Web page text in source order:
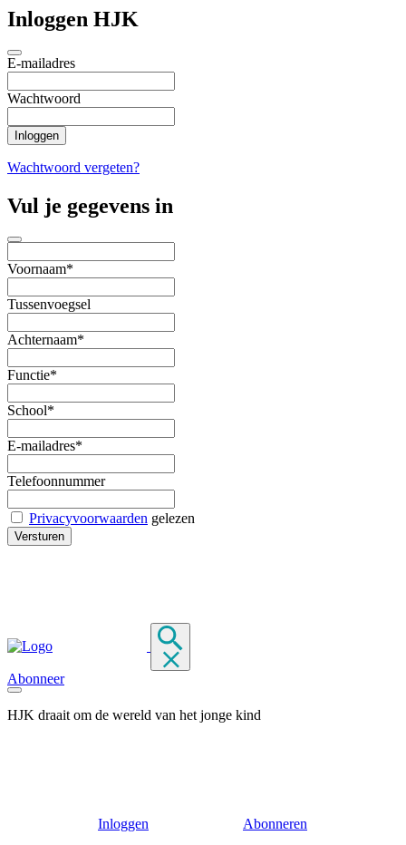
Inloggen HJK
E-mailadres
Wachtwoord
Wachtwoord vergeten?
Vul je gegevens in
Voornaam*
Tussenvoegsel
Achternaam*
Functie*
School*
E-mailadres*
Telefoonnummer
Privacyvoorwaarden gelezen
Abonneer
HJK draait om de wereld van het jonge kind
Inloggen Abonneren